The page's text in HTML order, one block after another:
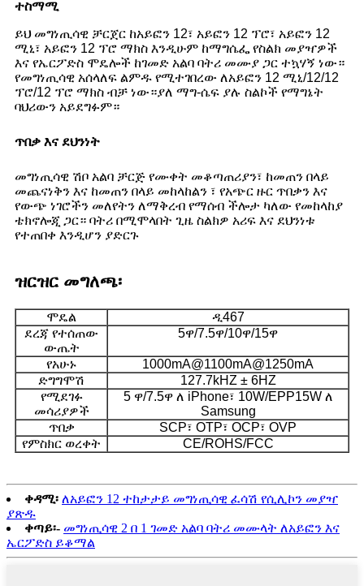
ተስማሚ
ይህ መግነጢሳዊ ቻርጀር ከአይፎን 12፣ አይፎን 12 ፕሮ፣ አይፎን 12
ሚኒ፣ አይፎን 12 ፕሮ ማክስ እንዲሁም ከማግሴፌ የስልክ መያዣዎች
እና የኤርፖድስ ሞዴሎች ከገመድ አልባ ባትሪ መሙያ ጋር ተኳሃኝ ነው።
የመግነጢሳዊ አሰላለፍ ልምዱ የሚተገበረው ለአይፎን 12 ሚኒ/12/12
ፕሮ/12 ፕሮ ማክስ ብቻ ነው።ያለ ማግ-ሴፍ ያሉ ስልኮች የማግኔት
ባህሪውን አይደግፉም።
ጥበቃ እና ደህንነት
መግነጢሳዊ ሽቦ አልባ ቻርጅ የሙቀት መቆጣጠሪያን፣ ከመጠን በላይ
መጨናነቅን እና ከመጠን በላይ መከላከልን ፣ የአጭር ዙር ጥበቃን እና
የውጭ ነገሮችን መለየትን ለማቅረብ የማሰብ ችሎታ ካለው የመከላከያ
ቴክኖሎጂ ጋር። ባትሪ በሚሞላበት ጊዜ ስልክዎ አሪፍ እና ደህንነቱ
የተጠበቀ እንዲሆን ያድርጉ
ዝርዝር መግለጫ፡
ሞዴል
ዲ467
ደረጃ የተሰጠው
ውጤት
5ዋ/7.5ዋ/10ዋ/15ዋ
የአሁኑ
1000mA@1100mA@1250mA
ድግግሞሽ
127.7kHZ ± 6HZ
የሚደገፉ
መሳሪያዎች
5 ዋ/7.5ዋ ለ iPhone፣ 10W/EPP15W ለ
Samsung
ጥበቃ
SCP፣ OTP፣ OCP፣ OVP
የምስክር ወረቀት
CE/ROHS/FCC
ቀዳሚ፡ ለአይፎን 12 ተከታታይ መግነጢሳዊ ፈሳሽ የሲሊኮን መያዣ
ያጽዱ
ቀጣይ፡- መግነጢሳዊ 2 በ 1 ገመድ አልባ ባትሪ መሙላት ለአይፎን እና
ኤርፖድስ ይቆማል